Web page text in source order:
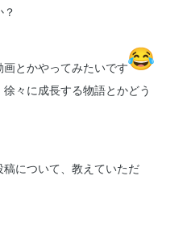
とかやってみたいです
々に成長する物語とかどう
について、教えていただ